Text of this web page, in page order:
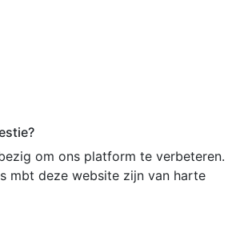
om ons platform te verbeteren.
mbt deze website zijn van harte